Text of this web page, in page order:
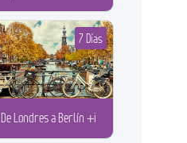
De Londres a Berlín +i
7 Días